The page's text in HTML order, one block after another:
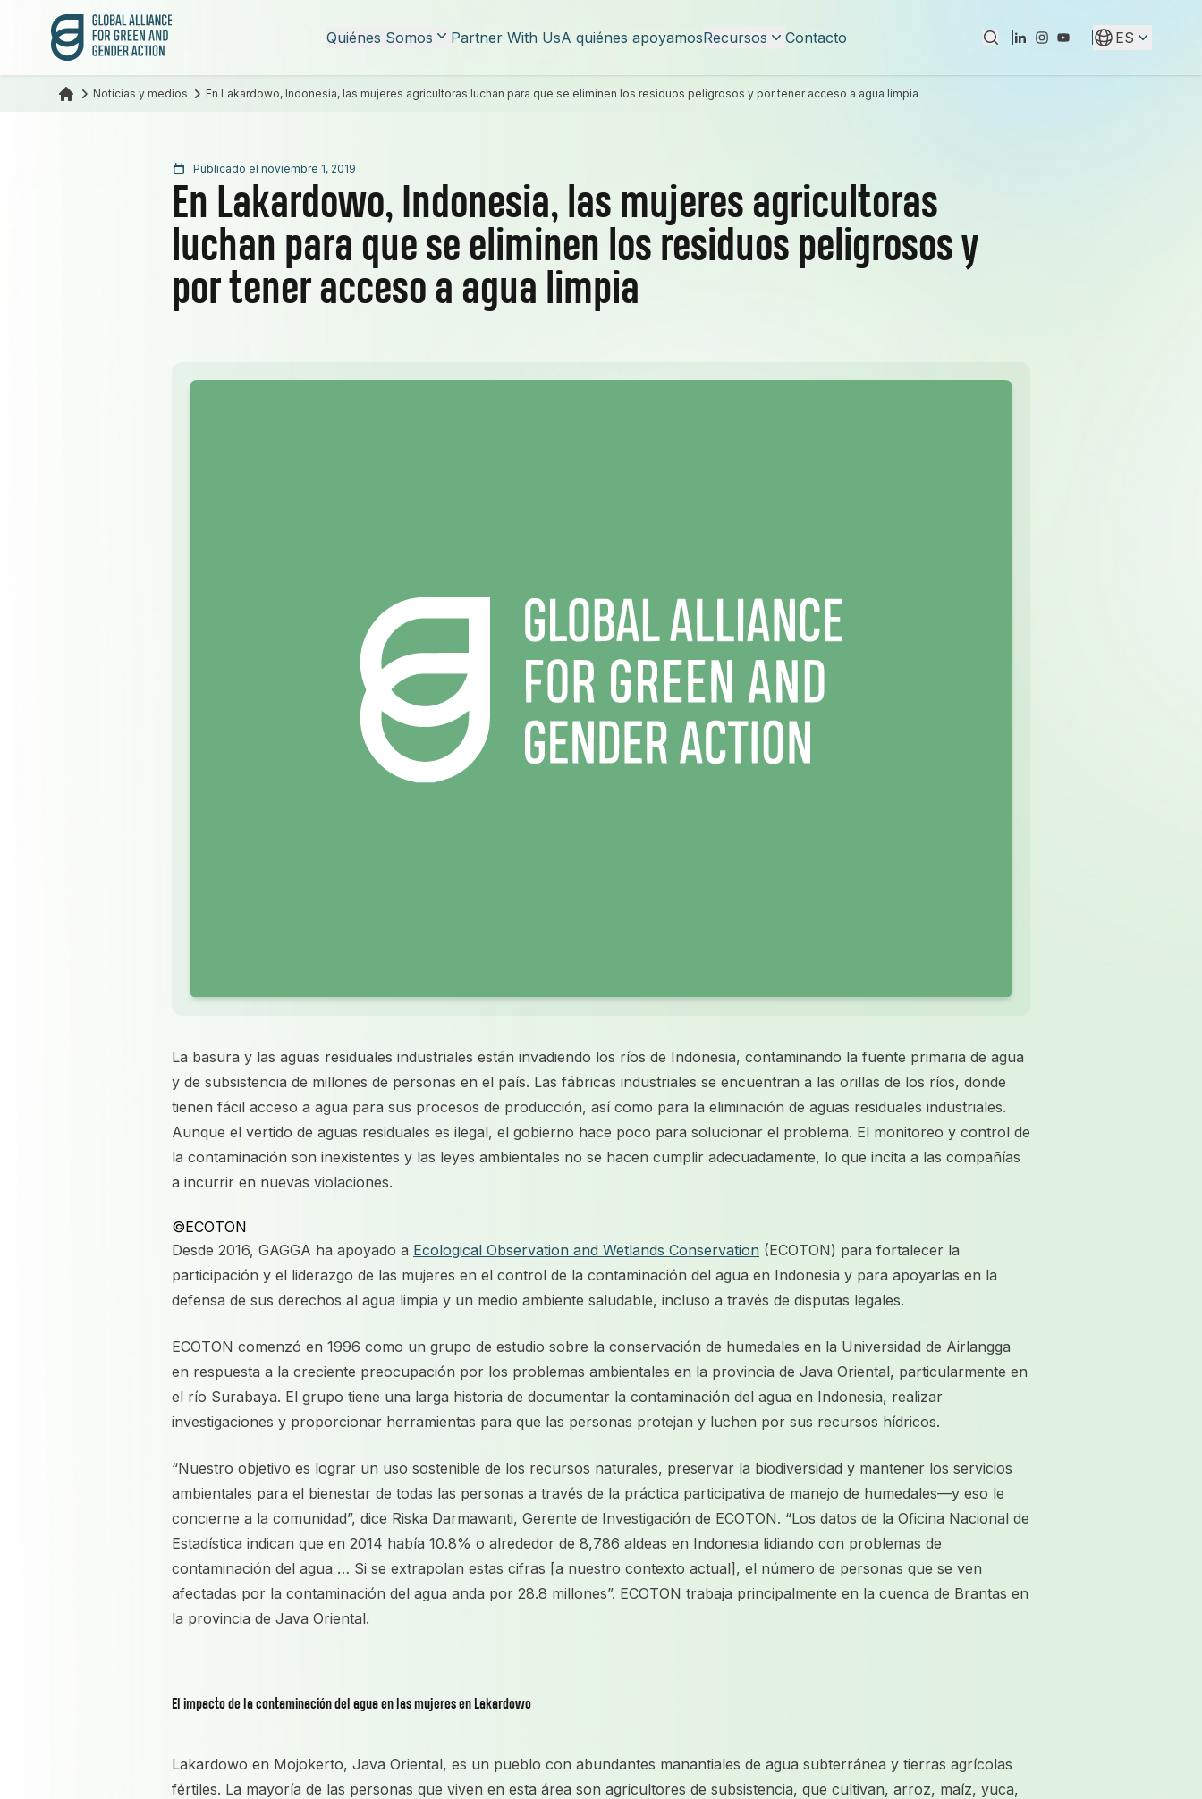
Alianza Global para la Acción Verde y de Género
Quiénes Somos Partner With UsA quiénes apoyamosRecursos Contacto LinkedIn
Instagram
YouTube ES
Noticias y medios En Lakardowo, Indonesia, las mujeres agricultoras luchan para que se eliminen los residuos peligrosos y por tener acceso a agua limpia
Publicado el noviembre 1, 2019
En Lakardowo, Indonesia, las mujeres agricultoras
luchan para que se eliminen los residuos peligrosos y
por tener acceso a agua limpia
La basura y las aguas residuales industriales están invadiendo los ríos de Indonesia, contaminando la fuente primaria de agua
y de subsistencia de millones de personas en el país. Las fábricas industriales se encuentran a las orillas de los ríos, donde
tienen fácil acceso a agua para sus procesos de producción, así como para la eliminación de aguas residuales industriales.
Aunque el vertido de aguas residuales es ilegal, el gobierno hace poco para solucionar el problema. El monitoreo y control de
la contaminación son inexistentes y las leyes ambientales no se hacen cumplir adecuadamente, lo que incita a las compañías
a incurrir en nuevas violaciones.
©ECOTON
Desde 2016, GAGGA ha apoyado a Ecological Observation and Wetlands Conservation (ECOTON) para fortalecer la
participación y el liderazgo de las mujeres en el control de la contaminación del agua en Indonesia y para apoyarlas en la
defensa de sus derechos al agua limpia y un medio ambiente saludable, incluso a través de disputas legales.
ECOTON comenzó en 1996 como un grupo de estudio sobre la conservación de humedales en la Universidad de Airlangga
en respuesta a la creciente preocupación por los problemas ambientales en la provincia de Java Oriental, particularmente en
el río Surabaya. El grupo tiene una larga historia de documentar la contaminación del agua en Indonesia, realizar
investigaciones y proporcionar herramientas para que las personas protejan y luchen por sus recursos hídricos.
“Nuestro objetivo es lograr un uso sostenible de los recursos naturales, preservar la biodiversidad y mantener los servicios
ambientales para el bienestar de todas las personas a través de la práctica participativa de manejo de humedales—y eso le
concierne a la comunidad”, dice Riska Darmawanti, Gerente de Investigación de ECOTON. “Los datos de la Oficina Nacional de
Estadística indican que en 2014 había 10.8% o alrededor de 8,786 aldeas en Indonesia lidiando con problemas de
contaminación del agua … Si se extrapolan estas cifras [a nuestro contexto actual], el número de personas que se ven
afectadas por la contaminación del agua anda por 28.8 millones”. ECOTON trabaja principalmente en la cuenca de Brantas en
la provincia de Java Oriental.
El impacto de la contaminación del agua en las mujeres en Lakardowo
Lakardowo en Mojokerto, Java Oriental, es un pueblo con abundantes manantiales de agua subterránea y tierras agrícolas
fértiles. La mayoría de las personas que viven en esta área son agricultores de subsistencia, que cultivan, arroz, maíz, yuca,